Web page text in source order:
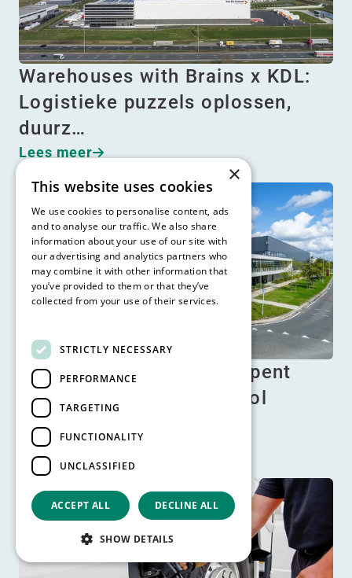
Warehouses with Brains x KDL:
Logistieke puzzels oplossen,
duurz…
Lees meer
BBV Logistics Support opent
nieuwe deuren in Schiphol
Logistics …
Lees meer
×
This website uses cookies
We use cookies to personalise content, ads
and to analyse our traffic. We also share
information about your use of our site with
our advertising and analytics partners who
may combine it with other information that
you’ve provided to them or that they’ve
collected from your use of their services.
STRICTLY NECESSARY
PERFORMANCE
TARGETING
FUNCTIONALITY
UNCLASSIFIED
ACCEPT ALL DECLINE ALL
SHOW DETAILS